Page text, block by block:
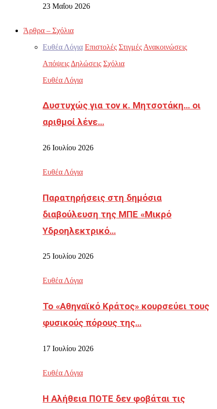
23 Μαΐου 2026
Άρθρα – Σχόλια
Ευθέα Λόγια Επιστολές Στιγμές Ανακοινώσεις
Απόψεις Δηλώσεις Σχόλια
Ευθέα Λόγια
Δυστυχώς για τον κ. Μητσοτάκη… οι
αριθμοί λένε…
26 Ιουλίου 2026
Ευθέα Λόγια
Παρατηρήσεις στη δημόσια
διαβούλευση της ΜΠΕ «Μικρό
Υδροηλεκτρικό…
25 Ιουλίου 2026
Ευθέα Λόγια
Το «Αθηναϊκό Κράτος» κουρσεύει τους
φυσικούς πόρους της…
17 Ιουλίου 2026
Ευθέα Λόγια
Η Αλήθεια ΠΟΤΕ δεν φοβάται τις